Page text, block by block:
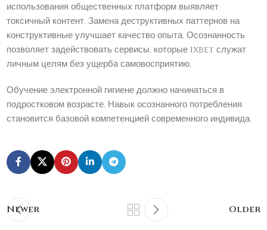
использования общественных платформ выявляет
токсичный контент. Замена деструктивных паттернов на
конструктивные улучшает качество опыта. Осознанность
позволяет задействовать сервисы, которые 1xbet служат
личным целям без ущерба самовосприятию.
Обучение электронной гигиене должно начинаться в
подростковом возрасте. Навык осознанного потребления
становится базовой компетенцией современного индивида.
Newer Older